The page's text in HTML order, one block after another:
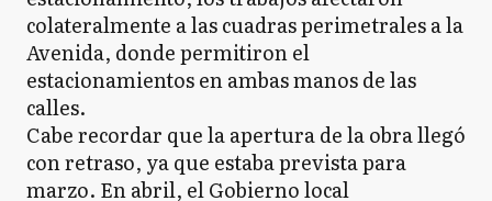
colateralmente a las cuadras perimetrales a la
Avenida, donde permitiron el
estacionamientos en ambas manos de las
calles.
Cabe recordar que la apertura de la obra llegó
con retraso, ya que estaba prevista para
marzo. En abril, el Gobierno local